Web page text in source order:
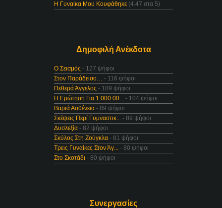
Η Γυναίκα Μου Κουφάθηκε (4.47 στα 5)
Δημοφιλή Ανέκδοτα
Ο Σεισμός - 127 ψήφοι
Στον Παράδεισο… - 116 ψήφοι
Πεθερά Άγγελος - 109 ψήφοι
Η Ερώτηση Για 1.000.00... - 104 ψήφοι
Βαριά Ασθένεια - 89 ψήφοι
Σκέψεις Περί Γυμναστικ... - 89 ψήφοι
Δυσλεξία - 82 ψήφοι
Σκύλος Στη Ζούγκλα - 81 ψήφοι
Τρεις Γυναίκες Στον Άγ... - 80 ψήφοι
Στο Σκοτάδι - 80 ψήφοι
Συνεργασίες